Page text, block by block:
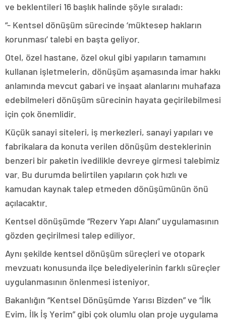
ve beklentileri 16 başlık halinde şöyle sıraladı:
“- Kentsel dönüşüm sürecinde ‘müktesep hakların
korunması’ talebi en başta geliyor.
Otel, özel hastane, özel okul gibi yapıların tamamını
kullanan işletmelerin, dönüşüm aşamasında imar hakkı
anlamında mevcut gabari ve inşaat alanlarını muhafaza
edebilmeleri dönüşüm sürecinin hayata geçirilebilmesi
için çok önemlidir.
Küçük sanayi siteleri, iş merkezleri, sanayi yapıları ve
fabrikalara da konuta verilen dönüşüm desteklerinin
benzeri bir paketin ivedilikle devreye girmesi talebimiz
var. Bu durumda belirtilen yapıların çok hızlı ve
kamudan kaynak talep etmeden dönüşümünün önü
açılacaktır.
Kentsel dönüşümde “Rezerv Yapı Alanı” uygulamasının
gözden geçirilmesi talep ediliyor.
Aynı şekilde kentsel dönüşüm süreçleri ve otopark
mevzuatı konusunda ilçe belediyelerinin farklı süreçler
uygulanmasının önlenmesi isteniyor.
Bakanlığın “Kentsel Dönüşümde Yarısı Bizden” ve “İlk
Evim, İlk İş Yerim” gibi çok olumlu olan proje uygulama